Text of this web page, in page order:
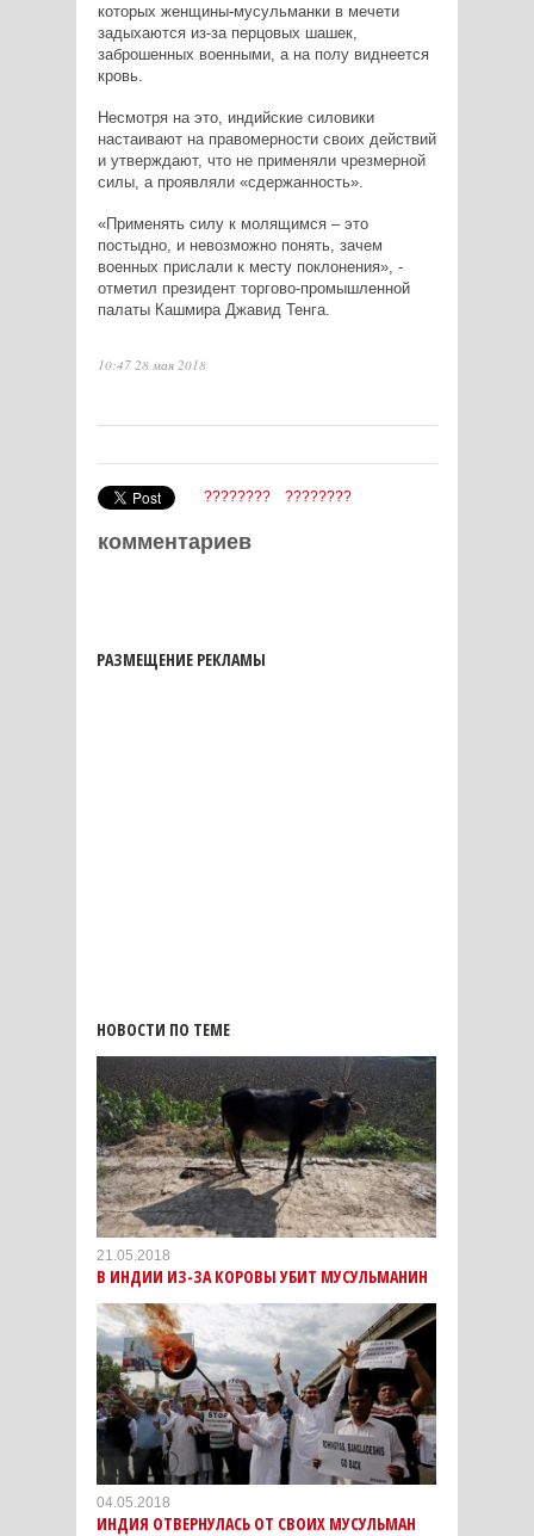
которых женщины-мусульманки в мечети
задыхаются из-за перцовых шашек,
заброшенных военными, а на полу виднеется
кровь.
Несмотря на это, индийские силовики
настаивают на правомерности своих действий
и утверждают, что не применяли чрезмерной
силы, а проявляли «сдержанность».
«Применять силу к молящимся – это
постыдно, и невозможно понять, зачем
военных прислали к месту поклонения», -
отметил президент торгово-промышленной
палаты Кашмира Джавид Тенга.
10:47 28 мая 2018
???????? ????????
комментариев
РАЗМЕЩЕНИЕ РЕКЛАМЫ
НОВОСТИ ПО ТЕМЕ
21.05.2018
В ИНДИИ ИЗ-ЗА КОРОВЫ УБИТ МУСУЛЬМАНИН
04.05.2018
ИНДИЯ ОТВЕРНУЛАСЬ ОТ СВОИХ МУСУЛЬМАН